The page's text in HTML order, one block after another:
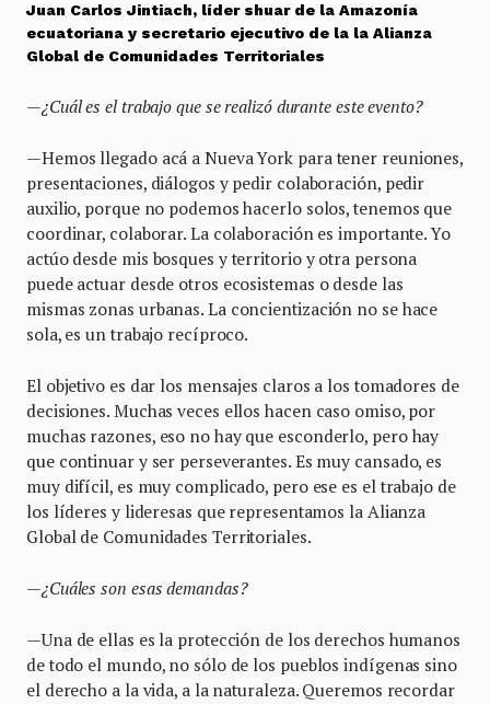
Juan Carlos Jintiach, líder shuar de la Amazonía
ecuatoriana y secretario ejecutivo de la la Alianza
Global de Comunidades Territoriales
—¿Cuál es el trabajo que se realizó durante este evento?
—Hemos llegado acá a Nueva York para tener reuniones,
presentaciones, diálogos y pedir colaboración, pedir
auxilio, porque no podemos hacerlo solos, tenemos que
coordinar, colaborar. La colaboración es importante. Yo
actúo desde mis bosques y territorio y otra persona
puede actuar desde otros ecosistemas o desde las
mismas zonas urbanas. La concientización no se hace
sola, es un trabajo recíproco.
El objetivo es dar los mensajes claros a los tomadores de
decisiones. Muchas veces ellos hacen caso omiso, por
muchas razones, eso no hay que esconderlo, pero hay
que continuar y ser perseverantes. Es muy cansado, es
muy difícil, es muy complicado, pero ese es el trabajo de
los líderes y lideresas que representamos la Alianza
Global de Comunidades Territoriales.
—¿Cuáles son esas demandas?
—Una de ellas es la protección de los derechos humanos
de todo el mundo, no sólo de los pueblos indígenas sino
el derecho a la vida, a la naturaleza. Queremos recordar